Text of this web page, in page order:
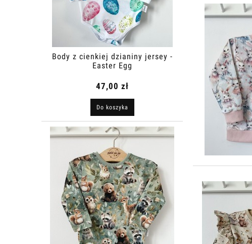
Body z cienkiej dzianiny jersey -
Easter Egg
47,00 zł
Do koszyka